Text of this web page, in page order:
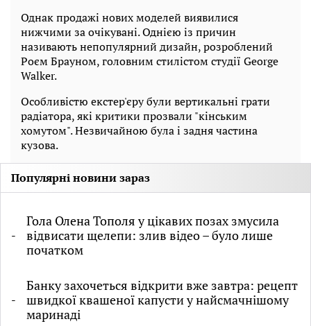
Однак продажі нових моделей виявилися
нижчими за очікувані. Однією із причин
називають непопулярний дизайн, розроблений
Роєм Брауном, головним стилістом студії George
Walker.
Особливістю екстер'єру були вертикальні грати
радіатора, які критики прозвали "кінським
хомутом". Незвичайною була і задня частина
кузова.
Популярні новини зараз
Гола Олена Тополя у цікавих позах змусила
відвисати щелепи: злив відео – було лише
початком
Банку захочеться відкрити вже завтра: рецепт
швидкої квашеної капусти у найсмачнішому
маринаді